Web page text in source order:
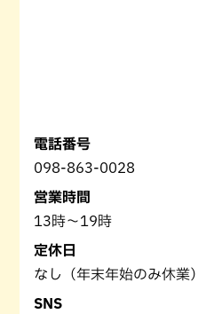
電話番号
098-863-0028
営業時間
13時～19時
定休日
なし（年末年始のみ休業）
SNS